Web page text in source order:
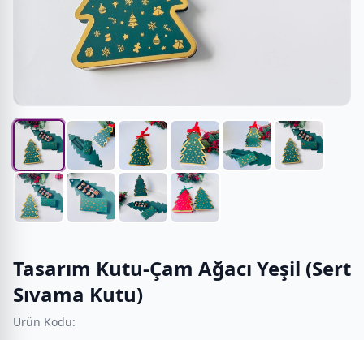
Tasarım Kutu-Çam Ağacı Yeşil (Sert
Sıvama Kutu)
Ürün Kodu: